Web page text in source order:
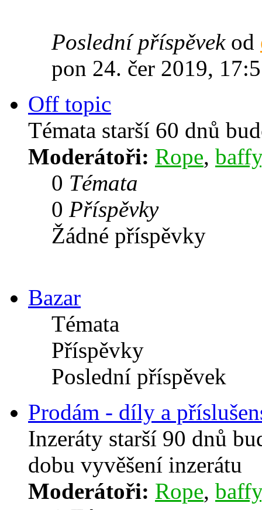
Poslední příspěvekod
pon 24. čer 2019,
Off topic
Témata starší 60 dnů
Moderátoři: Rope, baffy
0 Témata
0 Příspěvky
Žádné příspěvky
Bazar
Témata
Příspěvky
Poslední příspěvek
Prodám - díly a
Inzeráty starší 90 dnů
dobu vyvěšení inzerátu
Moderátoři: Rope, baffy